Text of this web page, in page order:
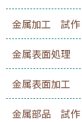
金属加工 試作
金属表面処理
金属表面加工
金属部品 試作